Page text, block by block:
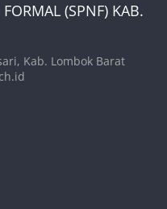
(SPNF) KAB.
Kab. Lombok Barat